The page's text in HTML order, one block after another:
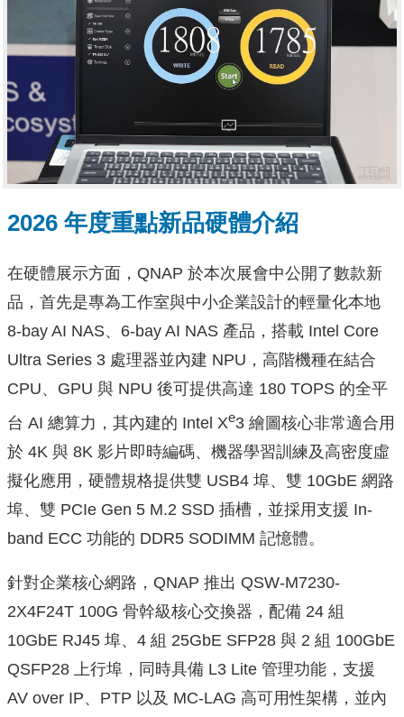
2026 年度重點新品硬體介紹
在硬體展示方面，QNAP 於本次展會中公開了數款新
品，首先是專為工作室與中小企業設計的輕量化本地
8-bay AI NAS、6-bay AI NAS 產品，搭載 Intel Core
Ultra Series 3 處理器並內建 NPU，高階機種在結合
CPU、GPU 與 NPU 後可提供高達 180 TOPS 的全平
台 AI 總算力，其內建的 Intel Xe3 繪圖核心非常適合用
於 4K 與 8K 影片即時編碼、機器學習訓練及高密度虛
擬化應用，硬體規格提供雙 USB4 埠、雙 10GbE 網路
埠、雙 PCIe Gen 5 M.2 SSD 插槽，並採用支援 In-
band ECC 功能的 DDR5 SODIMM 記憶體。
針對企業核心網路，QNAP 推出 QSW-M7230-
2X4F24T 100G 骨幹級核心交換器，配備 24 組
10GbE RJ45 埠、4 組 25GbE SFP28 與 2 組 100GbE
QSFP28 上行埠，同時具備 L3 Lite 管理功能，支援
AV over IP、PTP 以及 MC-LAG 高可用性架構，並內